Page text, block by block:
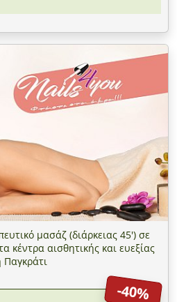
μασάζ (διάρκειας 45') σε
κέντρα αισθητικής και ευεξίας
-40%